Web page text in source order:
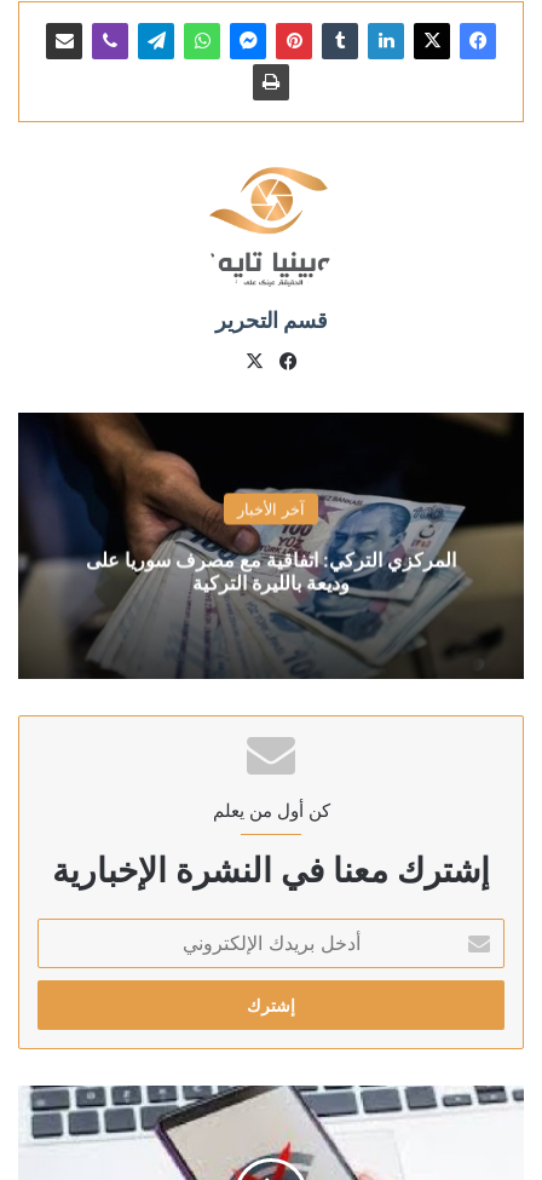
قسم التحرير
فيسبوك
آخر الأخبار
المركزي التركي: اتفاقية مع مصرف سوريا على
وديعة بالليرة التركية
كن أول من يعلم
إشترك معنا في النشرة الإخبارية
بريدك
الإلكتروني